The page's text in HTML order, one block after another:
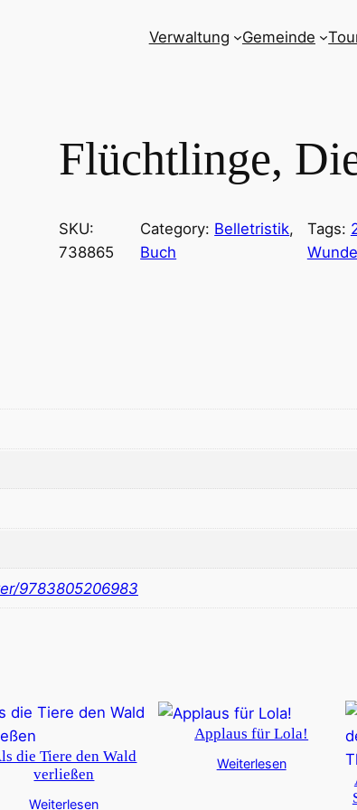
Verwaltung Gemeinde
Flüchtlinge,
SKU:
738865
Category: Belletristik
Buch
Tags:
9783805206983
die Tiere den Wald
verließen
Weiterlesen
Applaus für Lola!
Weiterlesen